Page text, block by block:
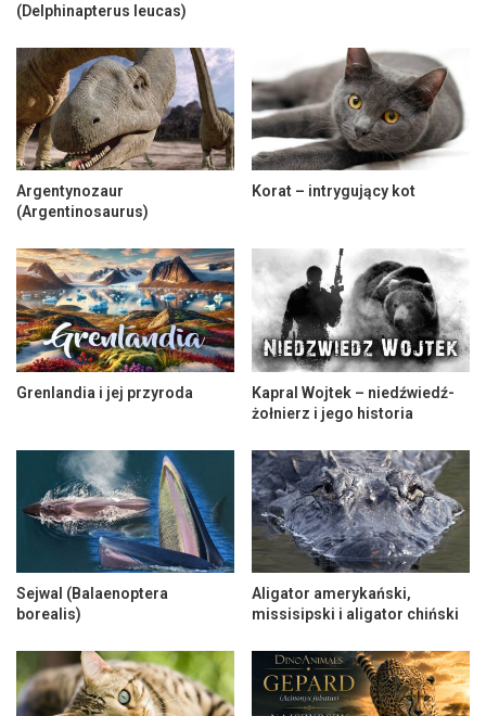
(Delphinapterus leucas)
Argentynozaur
(Argentinosaurus)
Korat – intrygujący kot
Grenlandia i jej przyroda
Kapral Wojtek – niedźwiedź-
żołnierz i jego historia
Sejwal (Balaenoptera
borealis)
Aligator amerykański,
missisipski i aligator chiński